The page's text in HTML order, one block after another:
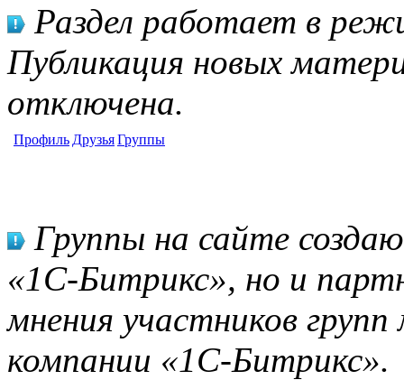
Раздел работает в
Публикация новых
отключена.
Профиль ДрузьяГруппы
Группы на сайте
«1С-Битрикс», но и
мнения участников
компании «1С-Битрикс».